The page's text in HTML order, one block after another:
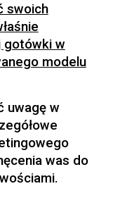
swoich
gotówki w
modelu
uwagę w
was do